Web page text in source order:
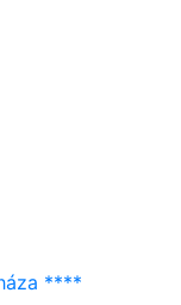
****